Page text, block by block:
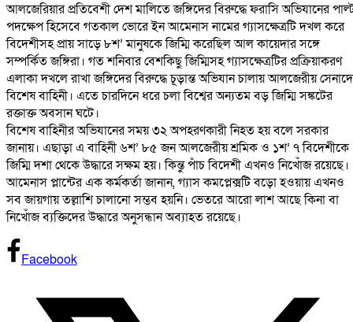
আলজেরিয়ার প্রতিবেশী দেশ মালিতে জঙ্গিদের বিরুদ্ধে ফরাসি অভিযানের
পদক্ষেপ হিসেবে গতকাল ভোরে ইন আমেনাস নামের গ্যাসক্ষেত্রটি দখল করে
বিদেশীসহ প্রায় সাড়ে ৮শ’ মানুষকে জিম্মি করেছিল আল কায়েদার সঙ্গে
সম্পর্কিত জঙ্গিরা। গত শনিবার বেশকিছু জিম্মিসহ গ্যাসক্ষেত্রটির প্রক্রিয়াকরণ
এলাকা দখলে রাখা জঙ্গিদের বিরুদ্ধে চূড়ান্ত অভিযান চালায় আলজেরীয়
বিশেষ বাহিনী। এতে চারদিনে ধরে চলা বিশ্বের অন্যতম বড় জিম্মি সঙ্কটের
রক্তাক্ত অবসান ঘটে।
বিশেষ বাহিনীর অভিযানের সময় ৩২ অপহরণকারী নিহত হয় বলে সরকার
জানায়। এছাড়া এ বাহিনী ৬শ’ ৮৫ জন আলজেরীয় শ্রমিক ও ১শ’ ৭ বিদেশীকে
জিম্মি দশা থেকে উদ্ধারে সক্ষম হয়। কিন্তু পাঁচ বিদেশী এখনও নিখোঁজ রয়েছে।
আমেনাস প্লান্টের এক কর্মকর্তা জানান, গ্যাস কমপ্লেক্সটি বড়ো হওয়ায় এখনও
সব জায়গায় তল্লাশি চালানো সম্ভব হয়নি। ভেতরে আরো লাশ আছে কিনা বা
নিখোঁজ ব্যক্তিদের উদ্ধারে অনুসন্ধান অব্যাহত রয়েছে।
Facebook